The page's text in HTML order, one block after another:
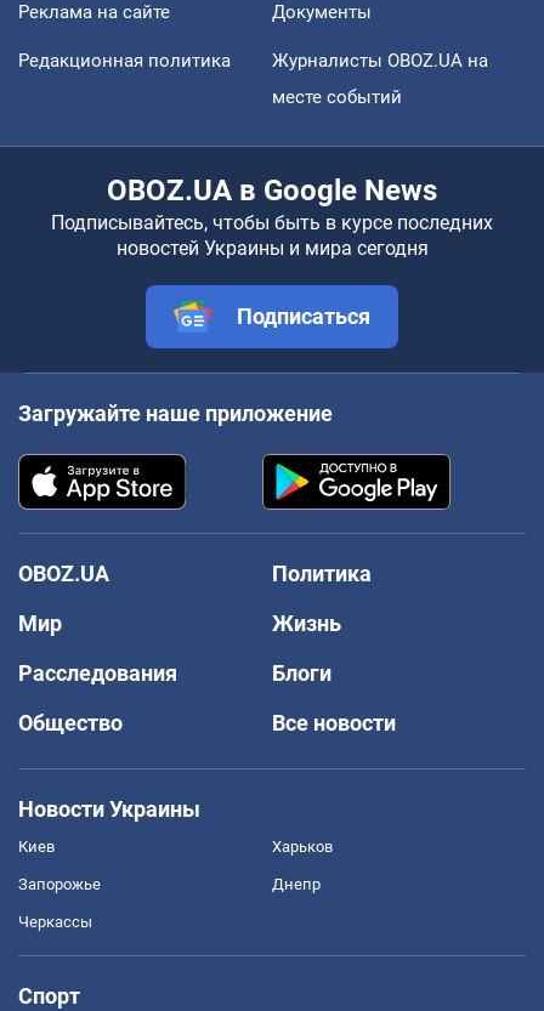
Реклама на сайте Документы
Редакционная политика
Журналисты OBOZ.UA на
месте событий
OBOZ.UA в Google News
Подписывайтесь, чтобы быть в курсе последних
новостей Украины и мира сегодня
Подписаться
Загружайте наше приложение
OBOZ.UA
Политика
Мир
Жизнь
Расследования
Блоги
Общество
Все новости
Новости Украины
Киев Харьков
Запорожье Днепр
Черкассы
Спорт